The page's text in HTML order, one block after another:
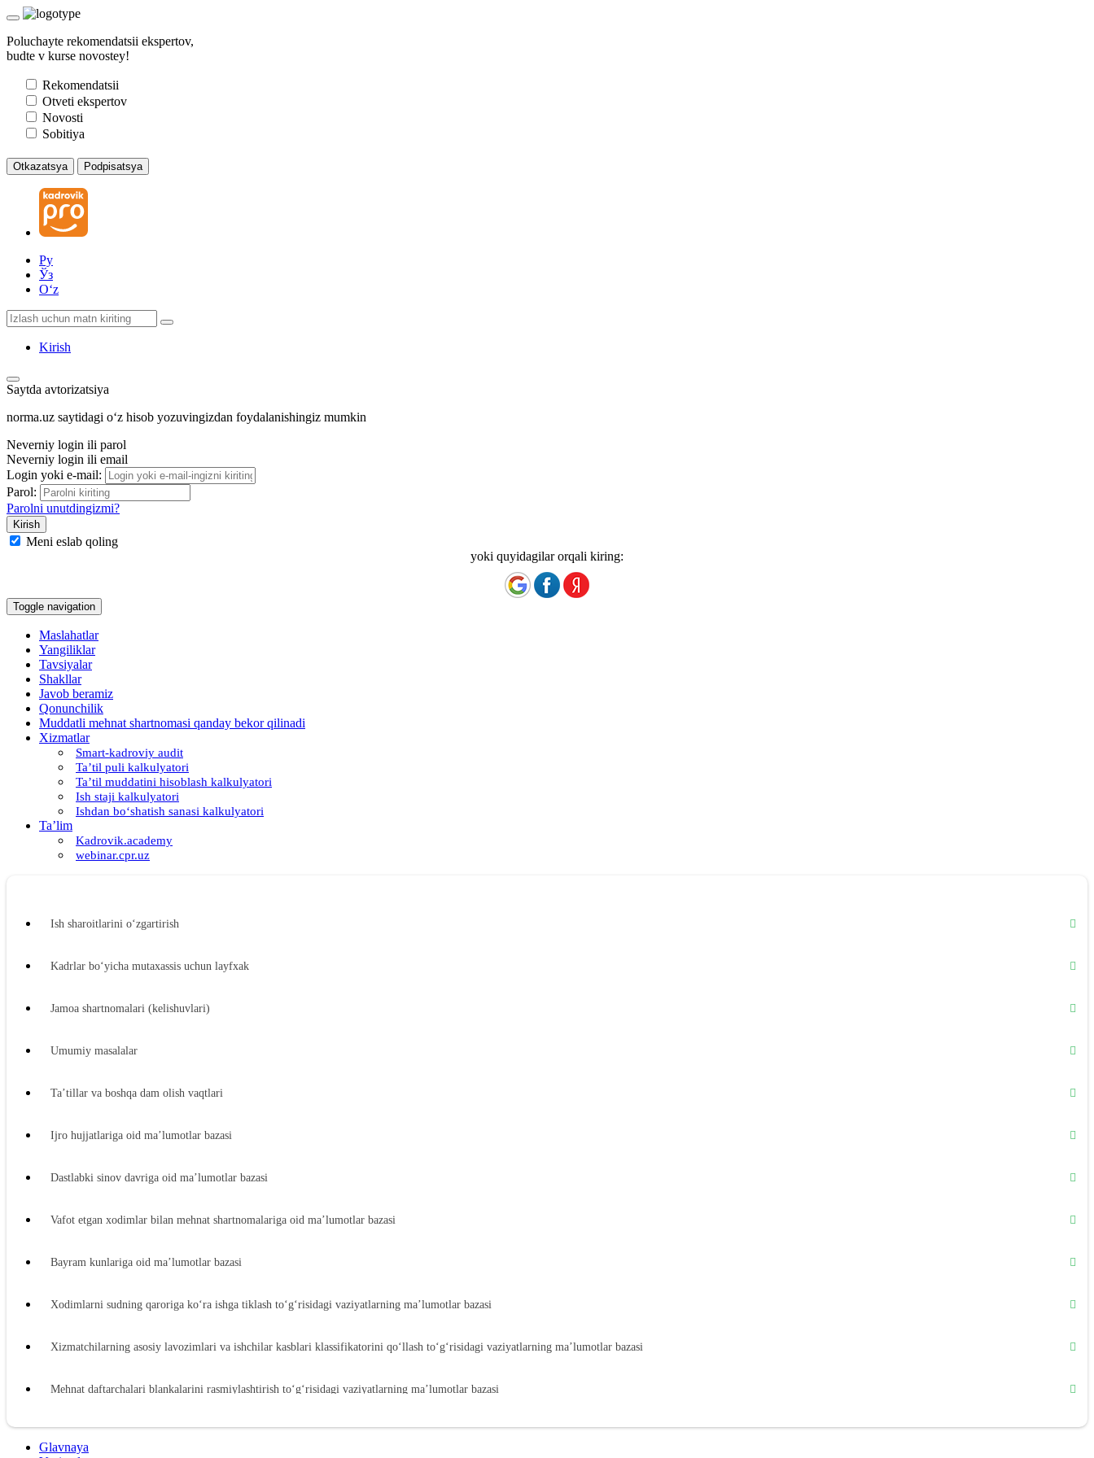
Poluchayte rekomendatsii ekspertov,
budte v kurse novostey!
Rekomendatsii
Otveti ekspertov
Novosti
Sobitiya
Otkazatsya Podpisatsya
Ру
Ўз
Oʻz
Kirish
Saytda avtorizatsiya
norma.uz saytidagi oʻz hisob yozuvingizdan foydalanishingiz mumkin
Neverniy login ili parol
Neverniy login ili email
Login yoki e-mail:
Parol:
Parolni unutdingizmi?
Meni eslab qoling
yoki quyidagilar orqali kiring:
Toggle navigation
Maslahatlar
Yangiliklar
Tavsiyalar
Shakllar
Javob beramiz
Qonunchilik
Muddatli mehnat shartnomasi qanday bekor qilinadi
Xizmatlar
Smart-kadroviy audit
Ta’til puli kalkulyatori
Ta’til muddatini hisoblash kalkulyatori
Ish staji kalkulyatori
Ishdan boʻshatish sanasi kalkulyatori
Ta’lim
Kadrovik.academy
webinar.cpr.uz
Ish sharoitlarini oʻzgartirish
Kadrlar boʻyicha mutaхassis uchun layfхak
Jamoa shartnomalari (kelishuvlari)
Umumiy masalalar
Ta’tillar va boshqa dam olish vaqtlari
Ijro hujjatlariga oid ma’lumotlar bazasi
Dastlabki sinov davriga oid ma’lumotlar bazasi
Vafot etgan хodimlar bilan mehnat shartnomalariga oid ma’lumotlar bazasi
Bayram kunlariga oid ma’lumotlar bazasi
Xodimlarni sudning qaroriga koʻra ishga tiklash toʻgʻrisidagi vaziyatlarning ma’lumotlar bazasi
Xizmatchilarning asosiy lavozimlari va ishchilar kasblari klassifikatorini qoʻllash toʻgʻrisidagi vaziyatlarning ma’lumotlar bazasi
Mehnat daftarchalari blankalarini rasmiylashtirish toʻgʻrisidagi vaziyatlarning ma’lumotlar bazasi
Ish beruvchidan zararni undirishga oid ma’lumotlar bazasi
Glavnaya